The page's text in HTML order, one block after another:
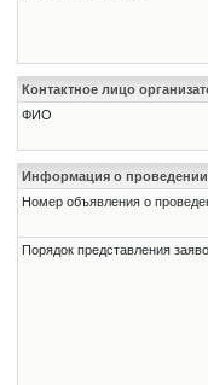
Контактное лицо
ФИО
Информация о проведении
Номер объявления о
Порядок представления